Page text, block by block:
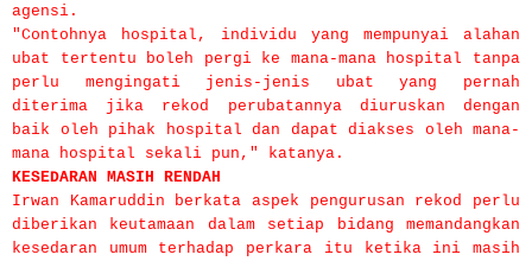
agensi.
"Contohnya hospital, individu yang mempunyai alahan
ubat tertentu boleh pergi ke mana-mana hospital tanpa
perlu mengingati jenis-jenis ubat yang pernah
diterima jika rekod perubatannya diuruskan dengan
baik oleh pihak hospital dan dapat diakses oleh mana-
mana hospital sekali pun," katanya.
KESEDARAN MASIH RENDAH
Irwan Kamaruddin berkata aspek pengurusan rekod perlu
diberikan keutamaan dalam setiap bidang memandangkan
kesedaran umum terhadap perkara itu ketika ini masih